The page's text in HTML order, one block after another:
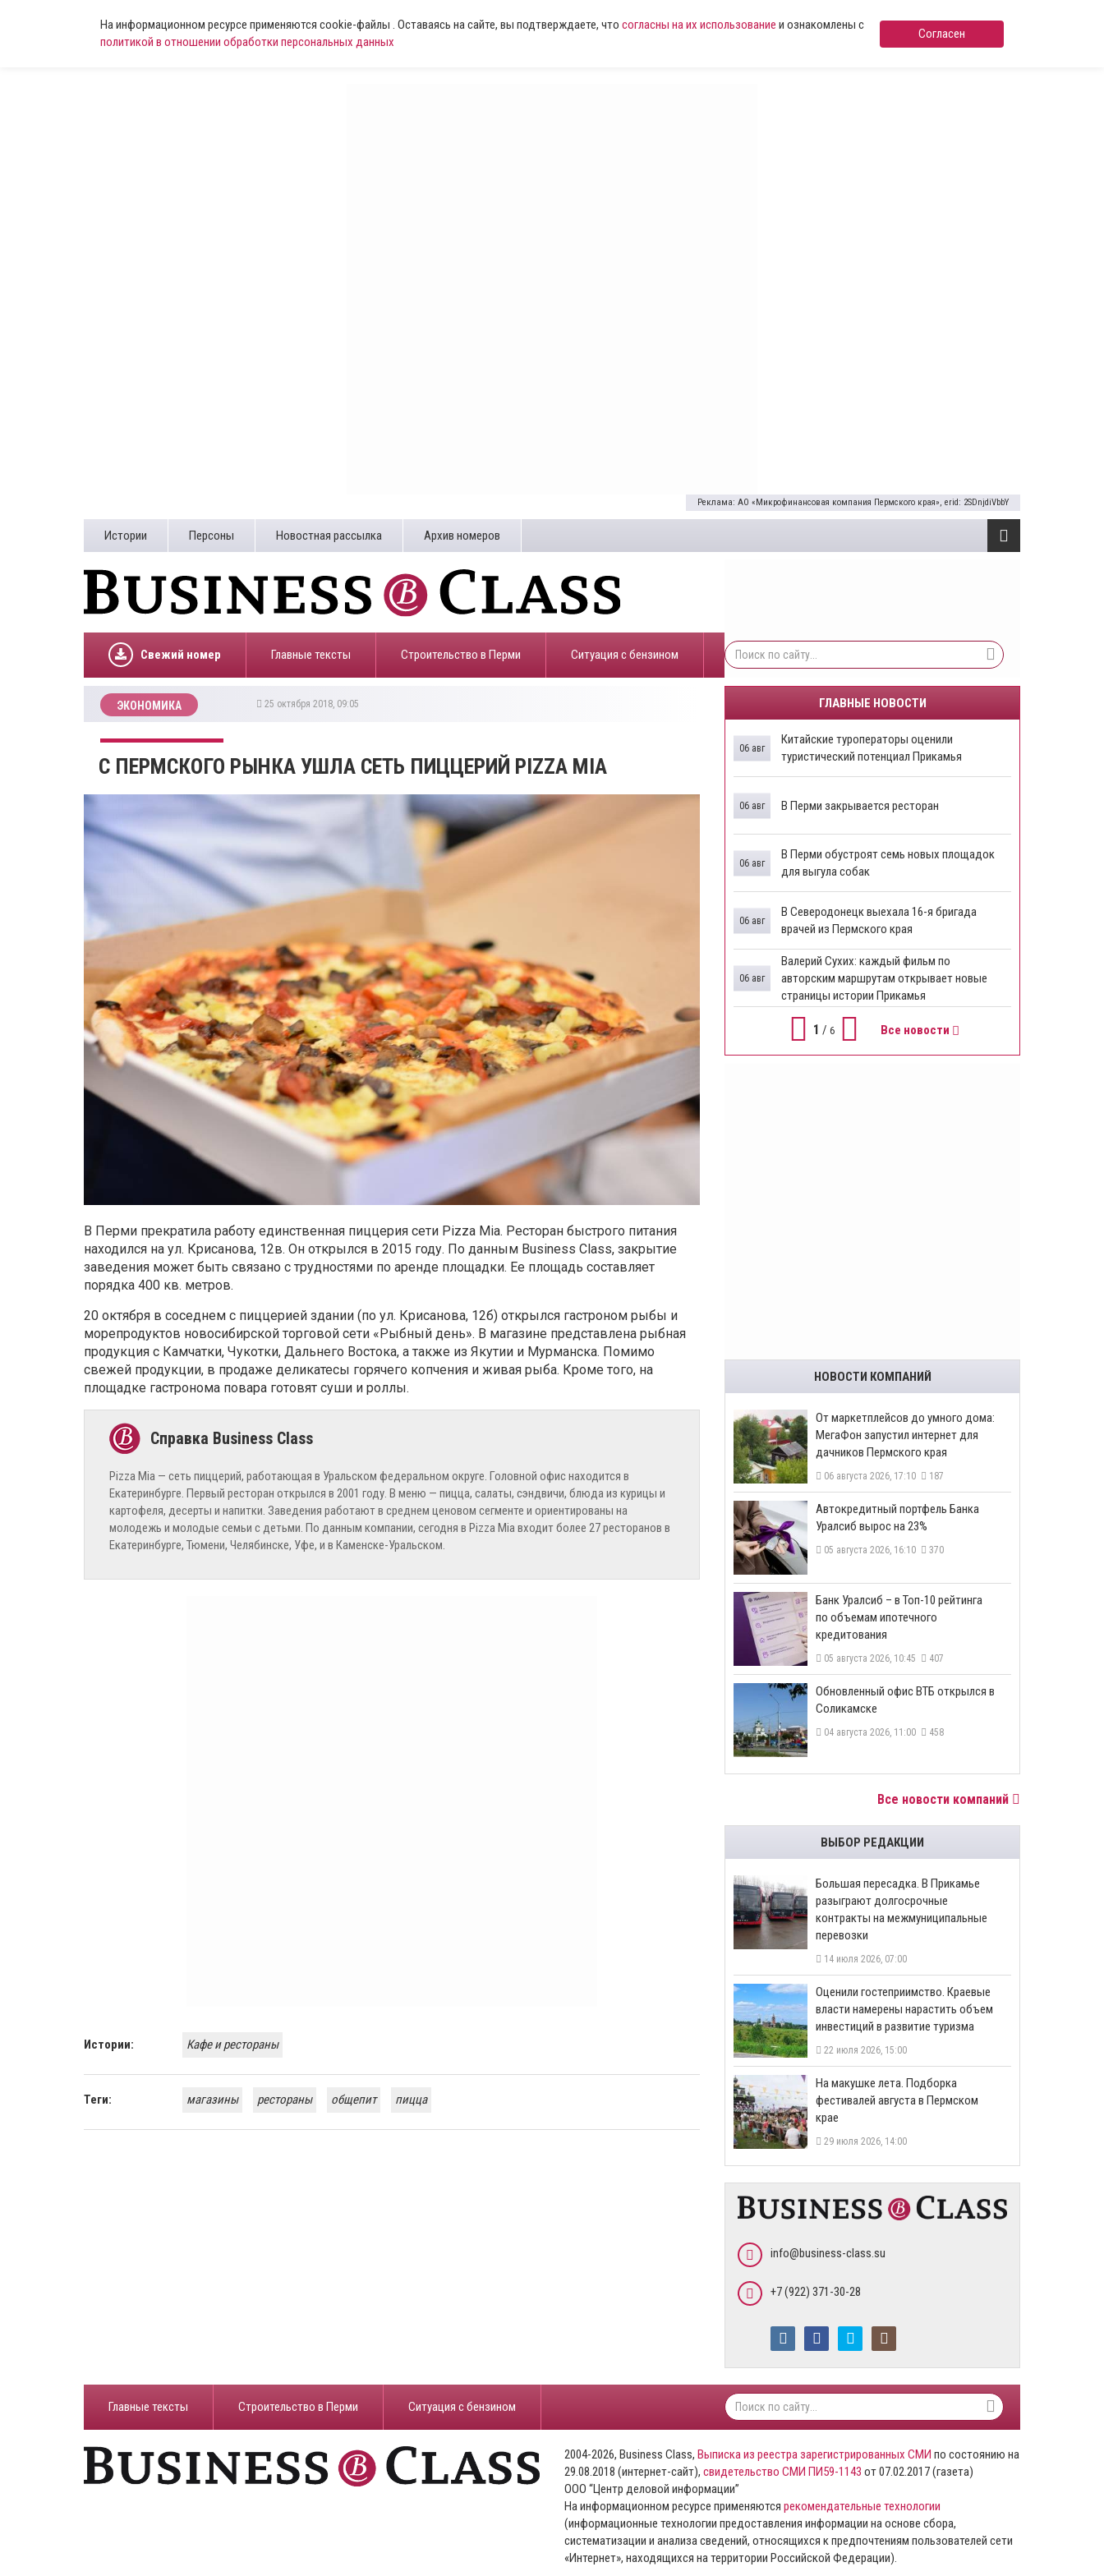
На информационном ресурсе применяются cookie-файлы . Оставаясь на сайте, вы подтверждаете, что согласны на их использование и ознакомлены с
политикой в отношении обработки персональных данных
Согласен
Реклама: АО «Микрофинансовая компания Пермского края», erid: 2SDnjdiVbbY
Истории Персоны Новостная рассылка Архив номеров
Свежий номер Главные тексты Строительство в Перми ​Ситуация с бензином
ЭКОНОМИКА 25 октября 2018, 09:05
С ПЕРМСКОГО РЫНКА УШЛА СЕТЬ ПИЦЦЕРИЙ PIZZA MIA
В Перми прекратила работу единственная пиццерия сети Pizza Mia. Ресторан быстрого питания
находился на ул. Крисанова, 12в. Он открылся в 2015 году. По данным Business Class, закрытие
заведения может быть связано с трудностями по аренде площадки. Ее площадь составляет
порядка 400 кв. метров.
20 октября в соседнем с пиццерией здании (по ул. Крисанова, 12б) открылся гастроном рыбы и
морепродуктов новосибирской торговой сети «Рыбный день». В магазине представлена рыбная
продукция с Камчатки, Чукотки, Дальнего Востока, а также из Якутии и Мурманска. Помимо
свежей продукции, в продаже деликатесы горячего копчения и живая рыба. Кроме того, на
площадке гастронома повара готовят суши и роллы.
Pizza Mia — сеть пиццерий, работающая в Уральском федеральном округе. Головной офис находится в
Екатеринбурге. Первый ресторан открылся в 2001 году. В меню — пицца, салаты, сэндвичи, блюда из курицы и
картофеля, десерты и напитки. Заведения работают в среднем ценовом сегменте и ориентированы на
молодежь и молодые семьи с детьми. По данным компании, сегодня в Pizza Mia входит более 27 ресторанов в
Екатеринбурге, Тюмени, Челябинске, Уфе, и в Каменске-Уральском.
Истории: Кафе и рестораны
Теги: магазины рестораны общепит пицца
ГЛАВНЫЕ НОВОСТИ
Китайские туроператоры оценили
туристический потенциал Прикамья
06 авг
В Перми закрывается ресторан
06 авг
​В Перми обустроят семь новых площадок
для выгула собак
06 авг
В Северодонецк выехала 16-я бригада
врачей из Пермского края
06 авг
​Валерий Сухих: каждый фильм по
авторским маршрутам открывает новые
страницы истории Прикамья
06 авг
1 / 6 Все новости
НОВОСТИ КОМПАНИЙ
От маркетплейсов до умного дома:
МегаФон запустил интернет для
дачников Пермского края
06 августа 2026, 17:10 187
​Автокредитный портфель Банка
Уралсиб вырос на 23%
05 августа 2026, 16:10 370
​Банк Уралсиб – в Топ-10 рейтинга
по объемам ипотечного
кредитования
05 августа 2026, 10:45 407
​Обновленный офис ВТБ открылся в
Соликамске
04 августа 2026, 11:00 458
Все новости компаний
ВЫБОР РЕДАКЦИИ
Большая пересадка. В Прикамье
разыграют долгосрочные
контракты на межмуниципальные
перевозки
14 июля 2026, 07:00
Оценили гостеприимство. Краевые
власти намерены нарастить объем
инвестиций в развитие туризма
22 июля 2026, 15:00
На макушке лета. Подборка
фестивалей августа в Пермском
крае
29 июля 2026, 14:00
info@business-class.su
+7 (922) 371-30-28
Главные тексты Строительство в Перми ​Ситуация с бензином
2004-2026, Business Class, Выписка из реестра зарегистрированных СМИ по состоянию на
29.08.2018 (интернет-сайт), свидетельство СМИ ПИ59-1143 от 07.02.2017 (газета)
ООО “Центр деловой информации”
На информационном ресурсе применяются рекомендательные технологии
(информационные технологии предоставления информации на основе сбора,
систематизации и анализа сведений, относящихся к предпочтениям пользователей сети
«Интернет», находящихся на территории Российской Федерации).